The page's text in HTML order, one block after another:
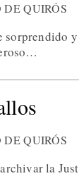
QUIRÓS
sorprendido y
QUIRÓS
la